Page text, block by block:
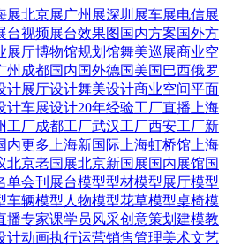
展北京展广州展深圳展车展电信展
台视频展台效果图 国内方案国外方
展厅博物馆规划馆舞美巡展商业空
州 成都国内国外德国美国 巴西俄罗
计展厅设计舞美设计商业空间平面
计车展设计20年经验工厂直播 上海
工厂成都工厂武汉工厂西安工厂新
内更多 上海新国际 上海虹桥馆 上海
北京老国展北京新国展国内展馆国
单会刊 展台模型型材模型展厅模型
车辆模型 人物模型花草模型桌椅模
播专家课学员风采创意策划 建模教
计动画执行运营销售管理美术文艺